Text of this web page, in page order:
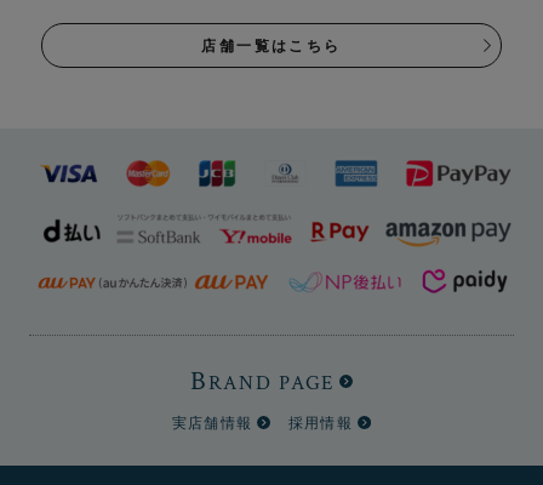
店舗一覧はこちら
BRAND PAGE
実店舗情報 採用情報